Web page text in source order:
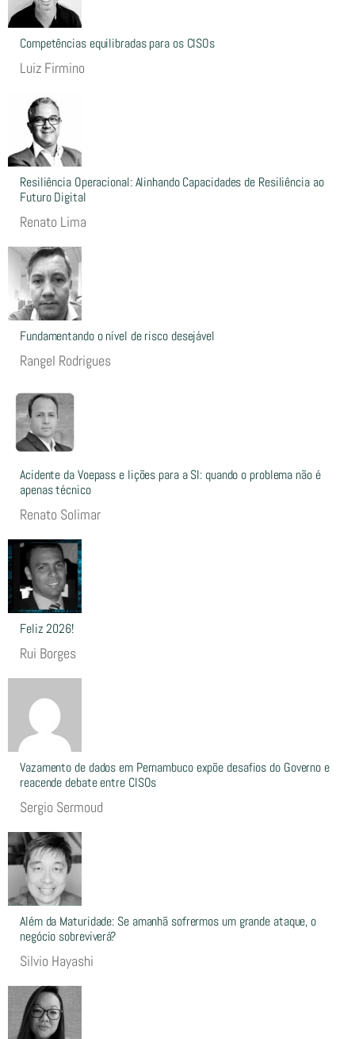
Competências equilibradas para os CISOs
Luiz Firmino
Resiliência Operacional: Alinhando Capacidades de Resiliência ao
Futuro Digital
Renato Lima
Fundamentando o nível de risco desejável
Rangel Rodrigues
Acidente da Voepass e lições para a SI: quando o problema não é
apenas técnico
Renato Solimar
Feliz 2026!
Rui Borges
Vazamento de dados em Pernambuco expõe desafios do Governo e
reacende debate entre CISOs
Sergio Sermoud
Além da Maturidade: Se amanhã sofrermos um grande ataque, o
negócio sobreviverá?
Silvio Hayashi